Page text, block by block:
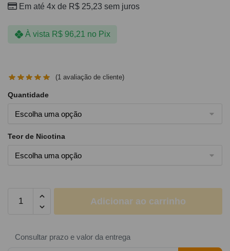
Em até 4x de R$ 25,23 sem juros
À vista R$96,21 no Pix
(1 avaliação de cliente)
Quantidade
Teor de Nicotina
Adicionar ao carrinho
Consultar prazo e valor da entrega